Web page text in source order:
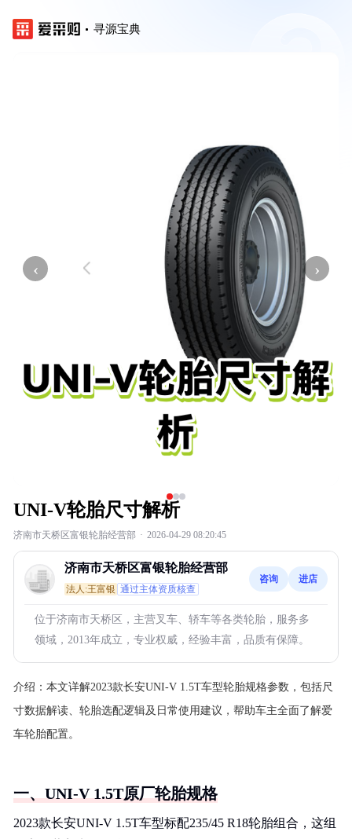
寻源宝典
‹ ›
UNI-V轮胎尺寸解析
济南市天桥区富银轮胎经营部 · 2026-04-29 08:20:45
济南市天桥区富银轮胎经营部
法人:王富银 通过主体资质核查
咨询 进店
位于济南市天桥区，主营叉车、轿车等各类轮胎，服务多
领域，2013年成立，专业权威，经验丰富，品质有保障。
介绍： 本文详解2023款长安UNI-V 1.5T车型轮胎规格参数，包括尺
寸数据解读、轮胎选配逻辑及日常使用建议，帮助车主全面了解爱
车轮胎配置。
一、UNI-V 1.5T原厂轮胎规格
2023款长安UNI-V 1.5T车型标配235/45 R18轮胎组合，这组